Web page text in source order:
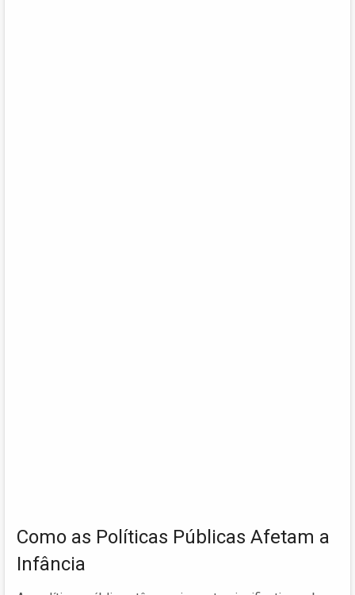
Como as Políticas Públicas Afetam a
Infância